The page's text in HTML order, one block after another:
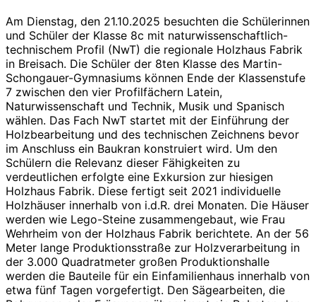
Am Dienstag, den 21.10.2025 besuchten die Schülerinnen
und Schüler der Klasse 8c mit naturwissenschaftlich-
technischem Profil (NwT) die regionale Holzhaus Fabrik
in Breisach. Die Schüler der 8ten Klasse des Martin-
Schongauer-Gymnasiums können Ende der Klassenstufe
7 zwischen den vier Profilfächern Latein,
Naturwissenschaft und Technik, Musik und Spanisch
wählen. Das Fach NwT startet mit der Einführung der
Holzbearbeitung und des technischen Zeichnens bevor
im Anschluss ein Baukran konstruiert wird. Um den
Schülern die Relevanz dieser Fähigkeiten zu
verdeutlichen erfolgte eine Exkursion zur hiesigen
Holzhaus Fabrik. Diese fertigt seit 2021 individuelle
Holzhäuser innerhalb von i.d.R. drei Monaten. Die Häuser
werden wie Lego-Steine zusammengebaut, wie Frau
Wehrheim von der Holzhaus Fabrik berichtete. An der 56
Meter lange Produktionsstraße zur Holzverarbeitung in
der 3.000 Quadratmeter großen Produktionshalle
werden die Bauteile für ein Einfamilienhaus innerhalb von
etwa fünf Tagen vorgefertigt. Den Sägearbeiten, die